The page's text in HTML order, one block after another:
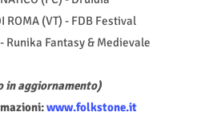
ROMA (VT) - FDB Festival
Runika Fantasy & Medievale
in aggiornamento)
www.folkstone.it